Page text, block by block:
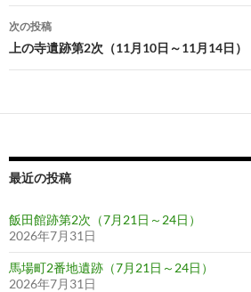
ナ
ビ
ゲ
ー
ョ
次の投稿
上の寺遺跡第2次（11月10日～11月14日）
最近の投稿
飯田館跡第2次（7月21日～24日）
2026年7月31日
馬場町2番地遺跡（7月21日～24日）
2026年7月31日